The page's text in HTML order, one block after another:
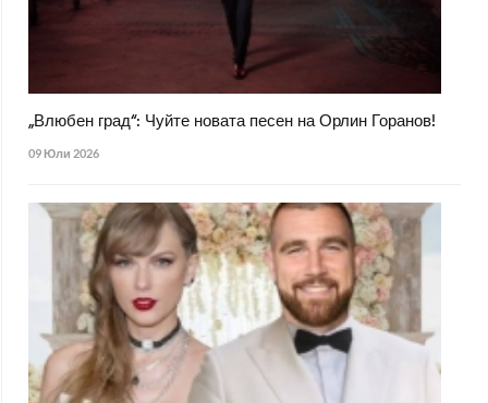
„Влюбен град“: Чуйте новата песен на Орлин Горанов!
09 Юли 2026